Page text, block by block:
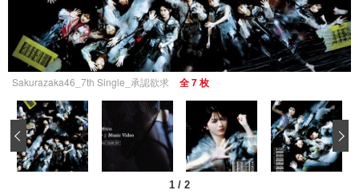
Sakurazaka46_7th Single_承認欲求 全 7 枚
1 / 2
‹